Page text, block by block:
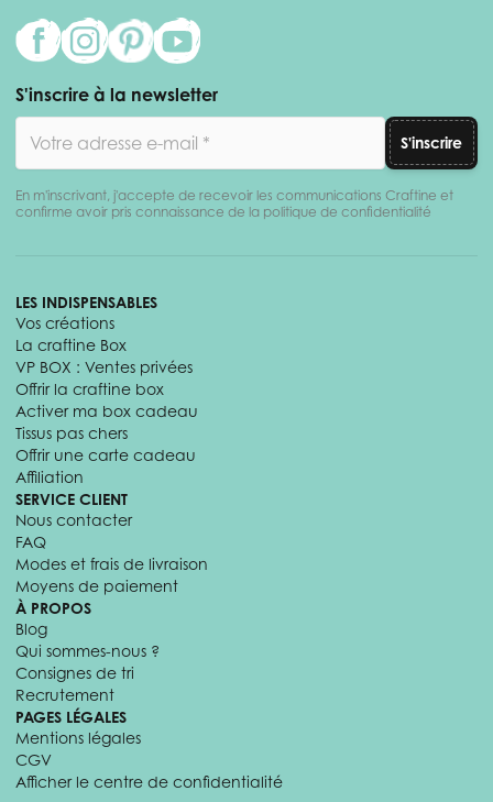
S'inscrire à la newsletter
S'inscrire
En m'inscrivant, j'accepte de recevoir les communications Craftine et
confirme avoir pris connaissance de la politique de confidentialité
LES INDISPENSABLES
Vos créations
La craftine Box
VP BOX : Ventes privées
Offrir la craftine box
Activer ma box cadeau
Tissus pas chers
Offrir une carte cadeau
Affiliation
SERVICE CLIENT
Nous contacter
FAQ
Modes et frais de livraison
Moyens de paiement
À PROPOS
Blog
Qui sommes-nous ?
Consignes de tri
Recrutement
PAGES LÉGALES
Mentions légales
CGV
Afficher le centre de confidentialité